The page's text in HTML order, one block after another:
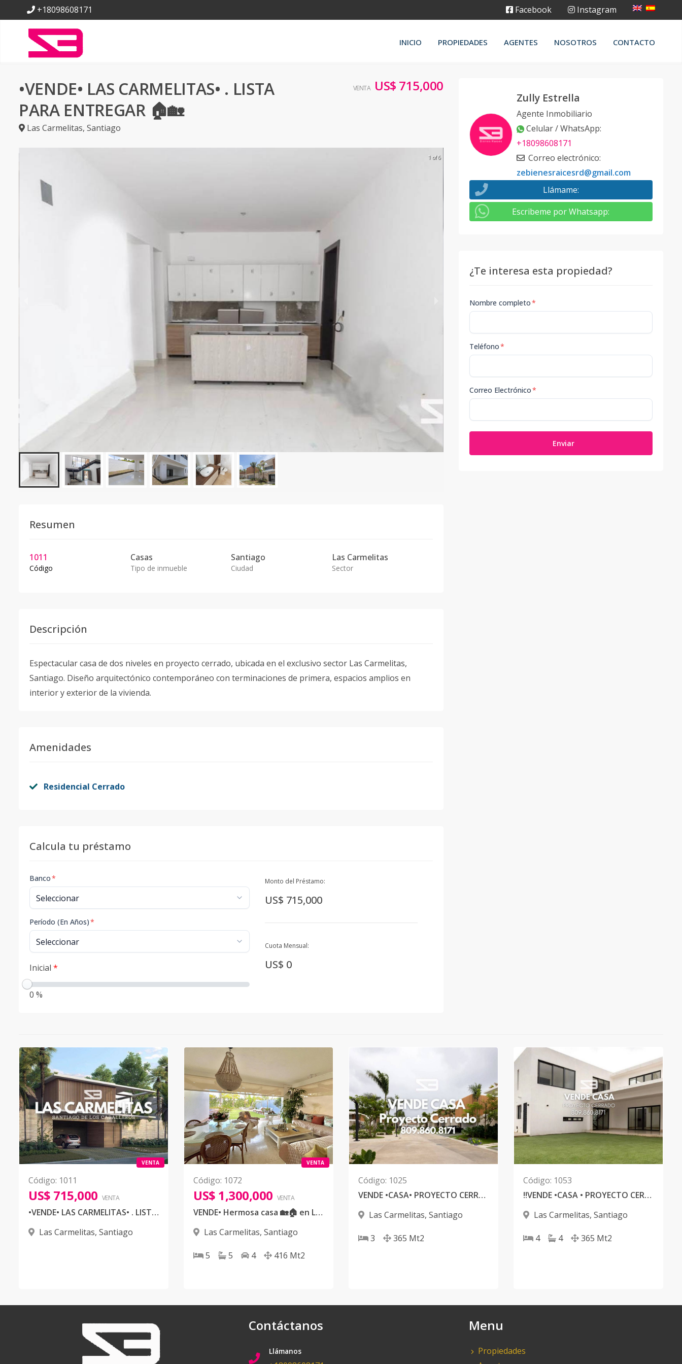
+18098608171 Facebook Instagram
INICIO PROPIEDADES AGENTES NOSOTROS CONTACTO
•VENDE• LAS CARMELITAS• . LISTA
PARA ENTREGAR 🏠🏡
Las Carmelitas, Santiago
VENTA US$ 715,000
1 of 6
Resumen
1011
Código
Casas
Tipo de inmueble
Santiago
Ciudad
Las Carmelitas
Sector
Descripción
Espectacular casa de dos niveles en proyecto cerrado, ubicada en el exclusivo sector Las Carmelitas,
Santiago. Diseño arquitectónico contemporáneo con terminaciones de primera, espacios amplios en
interior y exterior de la vivienda.
Amenidades
Residencial Cerrado
Calcula tu préstamo
Banco*
Período (En Años)*
Inicial *
0 %
Monto del Préstamo:
US$ 715,000
Cuota Mensual:
US$ 0
Zully Estrella
Agente Inmobiliario
Celular / WhatsApp:
+18098608171
Correo electrónico:
zebienesraicesrd@gmail.com
Llámame:
Escribeme por Whatsapp:
¿Te interesa esta propiedad?
Nombre completo*
Teléfono*
Correo Electrónico*
Enviar
VENTA
Código: 1011
US$ 715,000 VENTA
•VENDE• LAS CARMELITAS• . LISTA PARA ENTREGAR 🏠🏡
Las Carmelitas, Santiago
VENTA
Código: 1072
US$ 1,300,000 VENTA
VENDE• Hermosa casa 🏡🏠 en Las Carmelitas en exclusivo residencial.
Las Carmelitas, Santiago
5 5 4 416 Mt2
Código: 1025
VENDE •CASA• PROYECTO CERRADO
Las Carmelitas, Santiago
3 365 Mt2
Código: 1053
‼️VENDE •CASA • PROYECTO CERRADO‼️ ¡Tu oportunidad de tener tu hogar! 532 Mt2 Solar | 365Mt2 de Construcción✨✨
Las Carmelitas, Santiago
4 4 365 Mt2
Contáctanos
Llámanos
Menu
Propiedades